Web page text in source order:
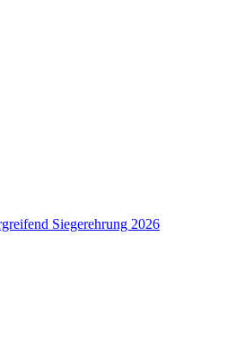
Siegerehrung 2026